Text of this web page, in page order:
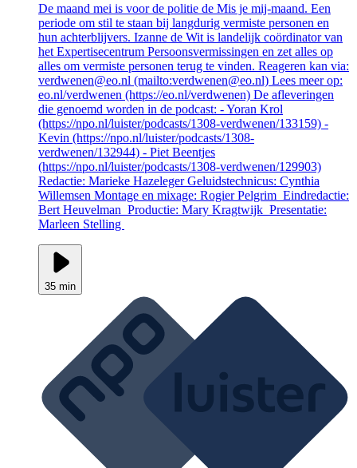
De maand mei is voor de politie de Mis je mij-maand. Een
periode om stil te staan bij langdurig vermiste personen en
hun achterblijvers. Izanne de Wit is landelijk coördinator van
het Expertisecentrum Persoonsvermissingen en zet alles op
alles om vermiste personen terug te vinden. Reageren kan via:
verdwenen@eo.nl (mailto:verdwenen@eo.nl) Lees meer op:
eo.nl/verdwenen (https://eo.nl/verdwenen) De afleveringen
die genoemd worden in de podcast: - Yoran Krol
(https://npo.nl/luister/podcasts/1308-verdwenen/133159) -
Kevin (https://npo.nl/luister/podcasts/1308-
verdwenen/132944) - Piet Beentjes
(https://npo.nl/luister/podcasts/1308-verdwenen/129903)
Redactie: Marieke Hazeleger Geluidstechnicus: Cynthia
Willemsen Montage en mixage: Rogier Pelgrim Eindredactie:
Bert Heuvelman Productie: Mary Kragtwijk Presentatie:
Marleen Stelling
35 min